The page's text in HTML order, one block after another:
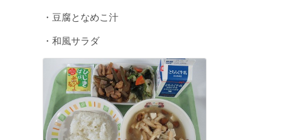
・豆腐となめこ汁
・和風サラダ